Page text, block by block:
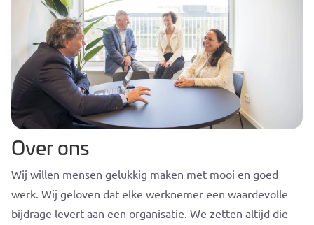
Over ons
Wij willen mensen gelukkig maken met mooi en goed
werk. Wij geloven dat elke werknemer een waardevolle
bijdrage levert aan een organisatie. We zetten altijd die